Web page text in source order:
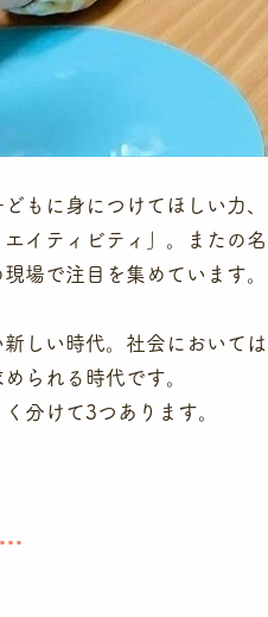
もに身につけてほしい力
イティビティ」。またの
場で注目を集めています。
しい時代。社会において
られる時代です。
分けて3つあります。
…